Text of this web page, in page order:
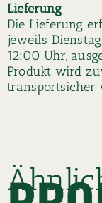
Lieferung
Die Lieferung
jeweils
12:00 Uhr,
Produkt wird
transportsicher